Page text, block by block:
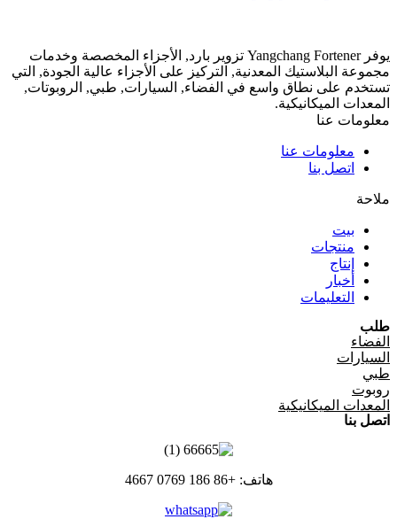
يوفر Yangchang Fortener تزوير بارد, الأجزاء المخصصة وخدمات
مجموعة البلاستيك المعدنية, التركيز على الأجزاء عالية الجودة, التي
تستخدم على نطاق واسع في الفضاء, السيارات, طبي, الروبوتات,
المعدات الميكانيكية.
معلومات عنا
معلومات عنا
اتصل بنا
ملاحة
بيت
منتجات
إنتاج
أخبار
التعليمات
طلب
الفضاء
السيارات
طبي
روبوت
المعدات الميكانيكية
اتصل بنا
هاتف: +86 186 0769 4667